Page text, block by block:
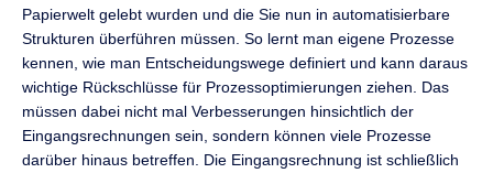
Papierwelt gelebt wurden und die Sie nun in automatisierbare
Strukturen überführen müssen. So lernt man eigene Prozesse
kennen, wie man Entscheidungswege definiert und kann daraus
wichtige Rückschlüsse für Prozessoptimierungen ziehen. Das
müssen dabei nicht mal Verbesserungen hinsichtlich der
Eingangsrechnungen sein, sondern können viele Prozesse
darüber hinaus betreffen. Die Eingangsrechnung ist schließlich